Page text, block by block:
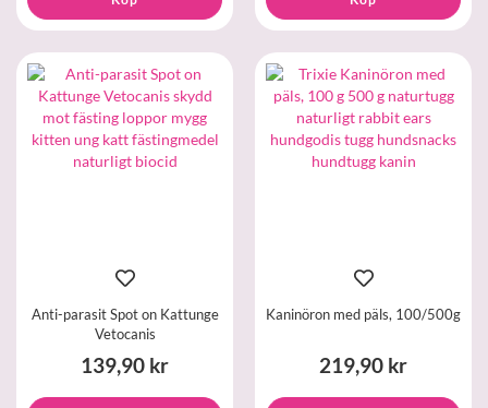
Anti-parasit Spot on Kattunge
Vetocanis
139,90 kr
Kaninöron med päls, 100/500g
219,90 kr